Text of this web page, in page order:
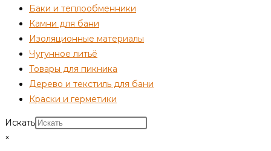
Баки и теплообменники
Камни для бани
Изоляционные материалы
Чугунное литьё
Товары для пикника
Дерево и текстиль для бани
Краски и герметики
Искать
×